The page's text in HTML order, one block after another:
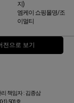
지)
엠케이 쇼핑몰명/조
이멀티
전으로 보기
책임자 : 김종삼